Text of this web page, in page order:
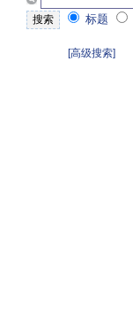
标题
[高级搜索]